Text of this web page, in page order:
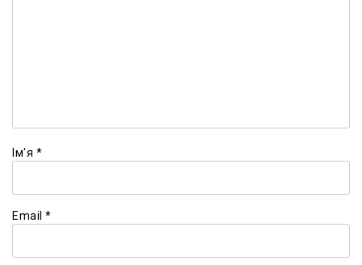
Ім'я *
Email *